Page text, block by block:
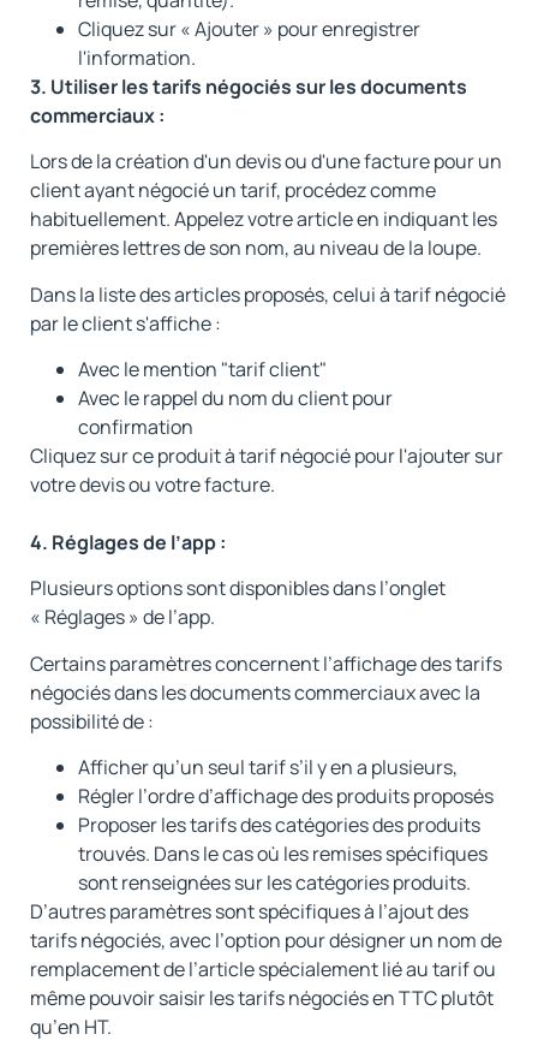
Cliquez sur « Ajouter » pour enregistrer
l'information.
3. Utiliser les tarifs négociés sur les documents
commerciaux :
Lors de la création d'un devis ou d'une facture pour un
client ayant négocié un tarif, procédez comme
habituellement. Appelez votre article en indiquant les
premières lettres de son nom, au niveau de la loupe.
Dans la liste des articles proposés, celui à tarif négocié
par le client s'affiche :
Avec le mention "tarif client"
Avec le rappel du nom du client pour
confirmation
Cliquez sur ce produit à tarif négocié pour l'ajouter sur
votre devis ou votre facture.
4. Réglages de l’app :
Plusieurs options sont disponibles dans l’onglet
« Réglages » de l’app.
Certains paramètres concernent l’affichage des tarifs
négociés dans les documents commerciaux avec la
possibilité de :
Afficher qu’un seul tarif s’il y en a plusieurs,
Régler l’ordre d’affichage des produits proposés
Proposer les tarifs des catégories des produits
trouvés. Dans le cas où les remises spécifiques
sont renseignées sur les catégories produits.
D’autres paramètres sont spécifiques à l’ajout des
tarifs négociés, avec l’option pour désigner un nom de
remplacement de l’article spécialement lié au tarif ou
même pouvoir saisir les tarifs négociés en TTC plutôt
qu’en HT.